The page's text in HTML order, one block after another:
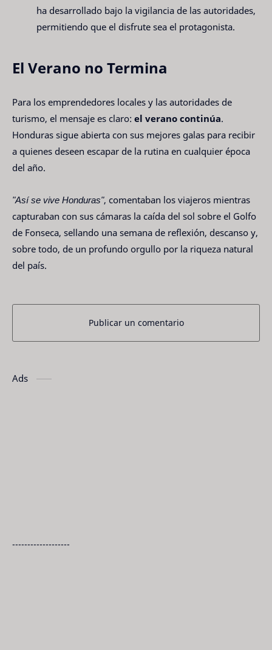
ha desarrollado bajo la vigilancia de las autoridades,
permitiendo que el disfrute sea el protagonista.
El Verano no Termina
Para los emprendedores locales y las autoridades de
turismo, el mensaje es claro: el verano continúa.
Honduras sigue abierta con sus mejores galas para recibir
a quienes deseen escapar de la rutina en cualquier época
del año.
"Así se vive Honduras", comentaban los viajeros mientras
capturaban con sus cámaras la caída del sol sobre el Golfo
de Fonseca, sellando una semana de reflexión, descanso y,
sobre todo, de un profundo orgullo por la riqueza natural
del país.
Publicar un comentario
Ads
-------------------